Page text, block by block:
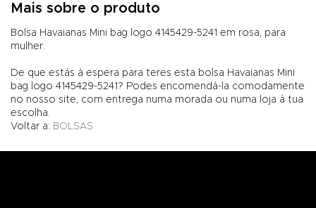
Mais sobre o produto
Bolsa Havaianas Mini bag logo 4145429-5241 em rosa, para
mulher.
De que estás à espera para teres esta bolsa Havaianas Mini
bag logo 4145429-5241? Podes encomendá-la comodamente
no nosso site, com entrega numa morada ou numa loja à tua
escolha.
Voltar a: BOLSAS